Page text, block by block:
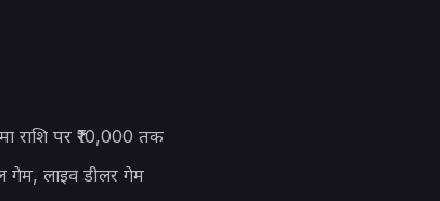
राशि पर ₹10,000 तक
गेम, लाइव डीलर गेम